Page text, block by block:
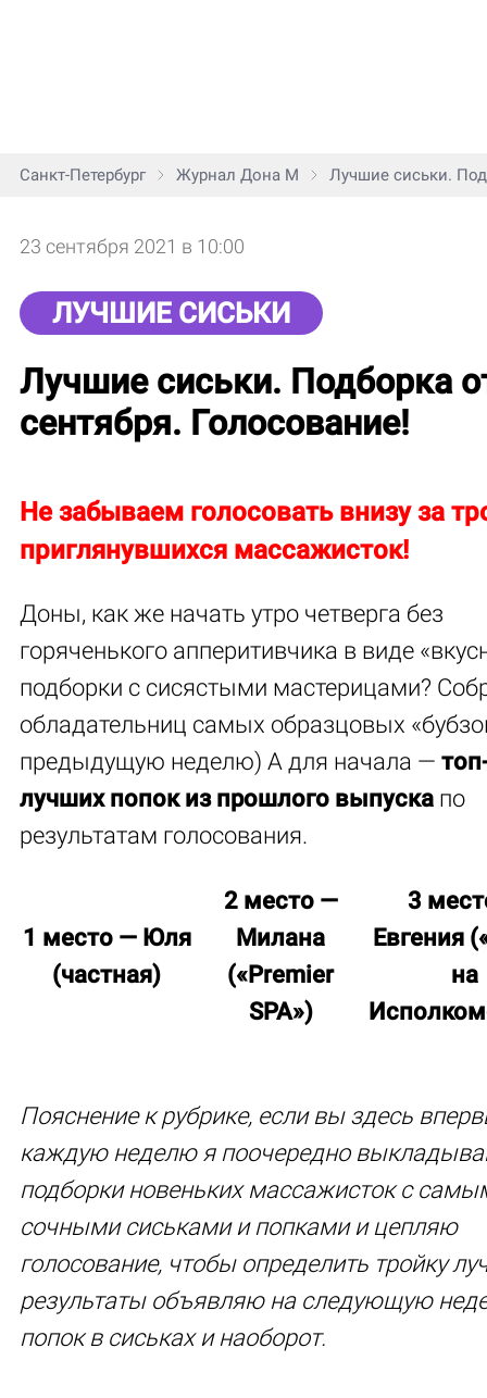
Санкт-Петербург Журнал Дона М Лучшие сиськи.
23 сентября 2021 в 10:00
ЛУЧШИЕ СИСЬКИ
Лучшие сиськи. Подборка
сентября. Голосование!
Не забываем голосовать внизу за
приглянувшихся массажисток!
Доны, как же начать утро четверга без
горяченького апперитивчика в виде
подборки с сисястыми мастерицами?
обладательниц самых образцовых
предыдущую неделю) А для начала —
лучших попок из прошлого выпуска по
результатам голосования.
1 место — Юля
(частная)
2 место —
Милана
(«Premier
SPA»)
3
Евгения
на
Пояснение к рубрике, если вы здесь
каждую неделю я поочередно
подборки новеньких массажисток с
сочными сиськами и попками и цепляю
голосование, чтобы определить тройку
результаты объявляю на следующую
попок в сиськах и наоборот.